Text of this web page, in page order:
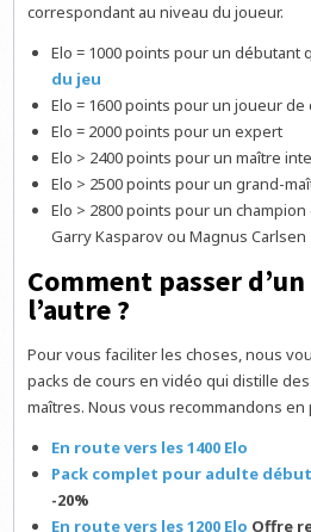
correspondant au niveau du joueur.
Elo = 1000 points pour un débutant
du jeu
Elo = 1600 points pour un joueur de
Elo = 2000 points pour un expert
Elo > 2400 points pour un maître
Elo > 2500 points pour un grand-
Elo > 2800 points pour un
Garry Kasparov ou Magnus Carlsen
Comment passer
l’autre ?
Pour vous faciliter les choses, nous
packs de cours en vidéo qui distille
maîtres. Nous vous recommandons en
En route vers les 1400 Elo
Pack complet pour adulte
-20%
En route vers les 1200 Elo Offre